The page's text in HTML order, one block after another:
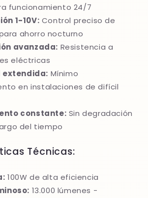
funcionamiento 24/7
1-10V: Control preciso de
ahorro nocturno
avanzada: Resistencia a
eléctricas
extendida: Mínimo
en instalaciones de difícil
constante: Sin degradación
del tiempo
Técnicas:
100W de alta eficiencia
13.000 lúmenes -